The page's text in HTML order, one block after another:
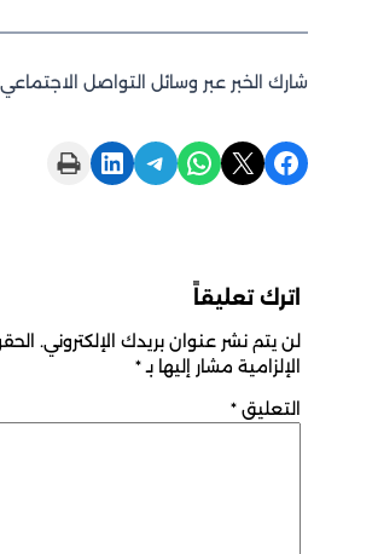
شارك الخبر عبر وسائل التواصل الاجتماعي:
Share on Facebook
Share on X
Share on WhatsApp
Share on Telegram
Share on LinkedIn
Print this Page
اترك تعليقاً
لن يتم نشر عنوان بريدك الإلكتروني.
الإلزامية مشار إليها بـ *
التعليق*